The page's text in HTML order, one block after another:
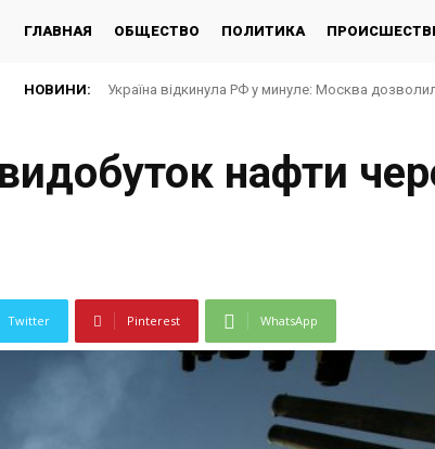
ГЛАВНАЯ ОБЩЕСТВО ПОЛИТИКА
НОВИНИ: Україна відкинула РФ у минуле: Москва
нафти
Twitter Pinterest WhatsApp